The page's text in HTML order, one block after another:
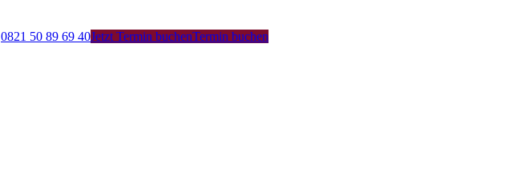
0821 50 89 69 40Jetzt Termin buchenTermin buchen